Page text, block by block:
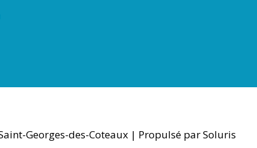
Georges-des-Coteaux| Propulsé par Soluris